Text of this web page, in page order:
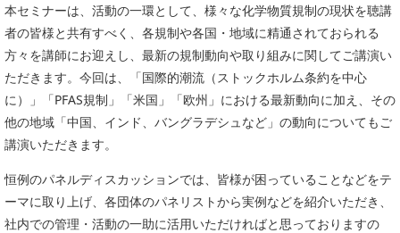
会員リスト
入会のご案内
入会金・会費規程
ニュース＆イベント
ニュース
プレスリリース
X線・放射光
PICK UP CONTENTS
本セミナーは、活動の一環として、様々な化学物質規制の現状を聴講
者の皆様と共有すべく、各規制や各国・地域に精通されておられる
方々を講師にお迎えし、最新の規制動向や取り組みに関してご講演い
ただきます。今回は、「国際的潮流（ストックホルム条約を中心
に）」「PFAS規制」「米国」「欧州」における最新動向に加え、その
他の地域「中国、インド、バングラデシュなど」の動向についてもご
講演いただきます。
恒例のパネルディスカッションでは、皆様が困っていることなどをテ
ーマに取り上げ、各団体のパネリストから実例などを紹介いただき、
社内での管理・活動の一助に活用いただければと思っておりますの